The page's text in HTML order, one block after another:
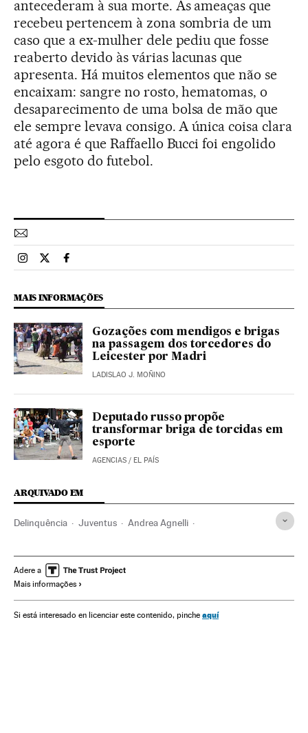
antecederam à sua morte. As ameaças que
recebeu pertencem à zona sombria de um
caso que a ex-mulher dele pediu que fosse
reaberto devido às várias lacunas que
apresenta. Há muitos elementos que não se
encaixam: sangre no rosto, hematomas, o
desaparecimento de uma bolsa de mão que
ele sempre levava consigo. A única coisa clara
até agora é que Raffaello Bucci foi engolido
pelo esgoto do futebol.
Esportes El País Brasil en Instagram
Esportes El País Brasil en Twitter
Esportes El País Brasil en Facebook
MAIS INFORMAÇÕES
Gozações com mendigos e brigas
na passagem dos torcedores do
Leicester por Madri
LADISLAO J. MOÑINO
Deputado russo propõe
transformar briga de torcidas em
esporte
AGENCIAS / EL PAÍS
ARQUIVADO EM
Delinquência Juventus Andrea Agnelli
Times esportes Futebol
Clubes esportivos
Passatempo esportivo Esportes
Adere a
Mais informações
Si está interesado en licenciar este contenido, pinche aquí